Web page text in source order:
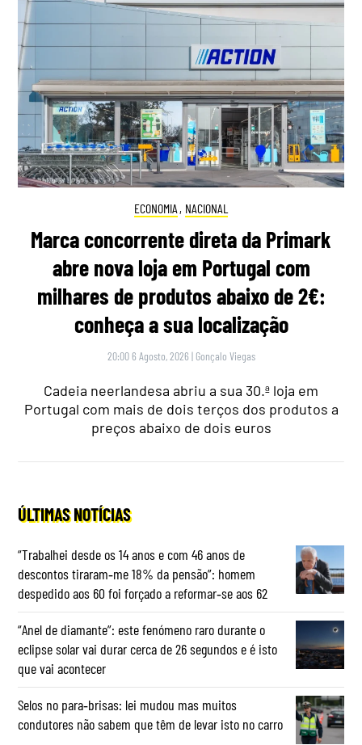
ECONOMIA , NACIONAL
Marca concorrente direta da Primark
abre nova loja em Portugal com
milhares de produtos abaixo de 2€:
conheça a sua localização
20:00 6 Agosto, 2026 | Gonçalo Viegas
Cadeia neerlandesa abriu a sua 30.ª loja em
Portugal com mais de dois terços dos produtos a
preços abaixo de dois euros
ÚLTIMAS NOTÍCIAS
“Trabalhei desde os 14 anos e com 46 anos de
descontos tiraram‑me 18% da pensão”: homem
despedido aos 60 foi forçado a reformar‑se aos 62
“Anel de diamante”: este fenómeno raro durante o
eclipse solar vai durar cerca de 26 segundos e é isto
que vai acontecer
Selos no para‑brisas: lei mudou mas muitos
condutores não sabem que têm de levar isto no carro